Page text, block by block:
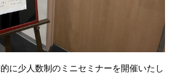
に少人数制のミニセミナーを開催いたし